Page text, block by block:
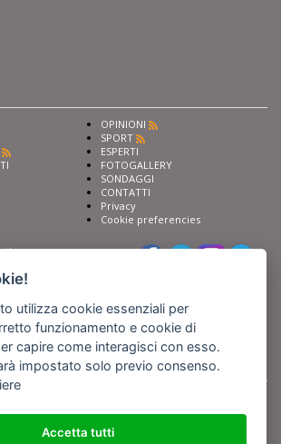
OPINIONI
SPORT
ESPERTI
FOTOGALLERY
SONDAGGI
CONTATTI
Privacy
Cookie preferencies
di
s.a.s. All rights reserved - Tutte le fotografie recanti il
commissionate da BARIREPORT s.a.s. che ne
e sono state prodotte nell'anno 2012 e seguenti
utilizza cookie essenziali per
funzionamento e cookie di
capire come interagisci con esso.
impostato solo previo consenso.
Accetta tutti